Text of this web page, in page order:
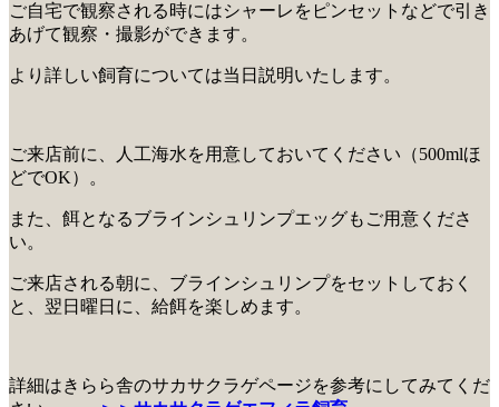
ご自宅で観察される時にはシャーレをピンセットなどで引き
あげて観察・撮影ができます。
より詳しい飼育については当日説明いたします。
ご来店前に、人工海水を用意しておいてください（500mlほ
どでOK）。
また、餌となるブラインシュリンプエッグもご用意くださ
い。
ご来店される朝に、ブラインシュリンプをセットしておく
と、翌日曜日に、給餌を楽しめます。
詳細はきらら舎のサカサクラゲページを参考にしてみてくだ